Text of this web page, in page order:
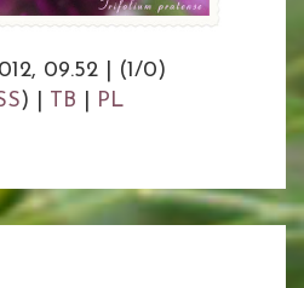
09.52
(1/0)
) | TB PL